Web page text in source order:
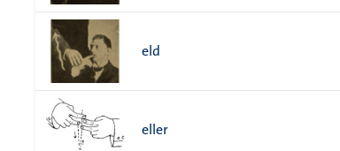
eld
eller